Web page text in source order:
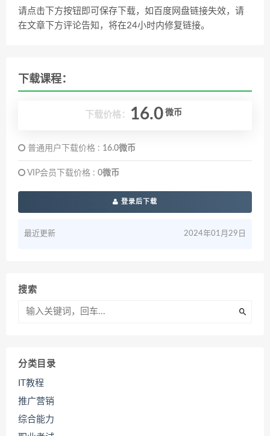
请点击下方按钮即可保存下载，如百度网盘链接失效，请
在文章下方评论告知，将在24小时内修复链接。
下载课程：
下载价格： 16.0 微币
普通用户下载价格 : 16.0微币
VIP会员下载价格 : 0微币
登录后下载
最近更新 2024年01月29日
搜索
分类目录
IT教程
推广营销
综合能力